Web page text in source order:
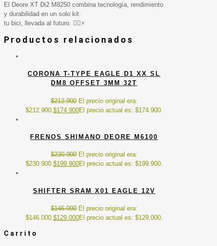
El Deore XT Di2 M8250 combina tecnología, rendimiento
y durabilidad en un solo kit:
tu bici, llevada al futuro. 🚴‍♂️⚡
Productos relacionados
CORONA T-TYPE EAGLE D1 XX SL
DM8 OFFSET 3MM 32T
$212.900 El precio original era:
$212.900. $174.900El precio actual es: $174.900.
FRENOS SHIMANO DEORE M6100
$230.900 El precio original era:
$230.900.$199.900El precio actual es: $199.900.
SHIFTER SRAM X01 EAGLE 12V
$146.000 El precio original era:
$146.000. $129.000El precio actual es: $129.000.
Carrito